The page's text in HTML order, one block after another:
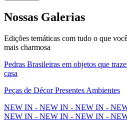
Nossas Galerias
Edições temáticas com tudo o que
mais charmosa
Pedras Brasileiras em objetos que
casa
Peças de Décor Presentes Ambientes
NEW IN - NEW IN - NEW IN -
NEW IN - NEW IN - NEW IN -